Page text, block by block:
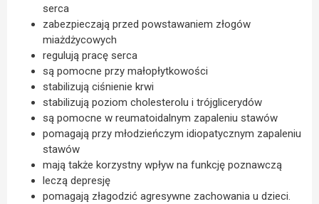
serca
zabezpieczają przed powstawaniem złogów
miażdżycowych
regulują pracę serca
są pomocne przy małopłytkowości
stabilizują ciśnienie krwi
stabilizują poziom cholesterolu i trójglicerydów
są pomocne w reumatoidalnym zapaleniu stawów
pomagają przy młodzieńczym idiopatycznym zapaleniu
stawów
mają także korzystny wpływ na funkcję poznawczą
leczą depresję
pomagają złagodzić agresywne zachowania u dzieci.